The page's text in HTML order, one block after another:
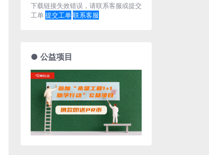
下载链接失效错误，请联系客服或提交
工单提交工单联系客服
● 公益项目